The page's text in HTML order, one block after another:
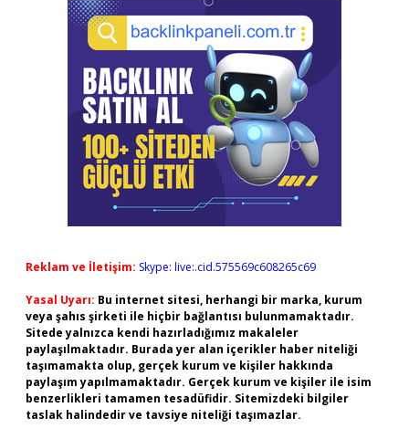
Reklam ve İletişim: Skype: live:.cid.575569c608265c69
Yasal Uyarı: Bu internet sitesi, herhangi bir marka, kurum
veya şahıs şirketi ile hiçbir bağlantısı bulunmamaktadır.
Sitede yalnızca kendi hazırladığımız makaleler
paylaşılmaktadır. Burada yer alan içerikler haber niteliği
taşımamakta olup, gerçek kurum ve kişiler hakkında
paylaşım yapılmamaktadır. Gerçek kurum ve kişiler ile isim
benzerlikleri tamamen tesadüfidir. Sitemizdeki bilgiler
taslak halindedir ve tavsiye niteliği taşımazlar.